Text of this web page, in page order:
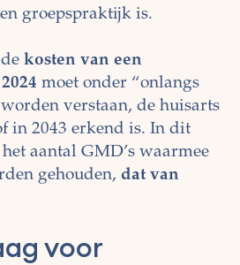
groepspraktijk is.
kosten van een
moet onder “onlangs
verstaan, de huisarts
in 2043 erkend is. In dit
aantal GMD’s waarmee
gehouden, dat van
voor